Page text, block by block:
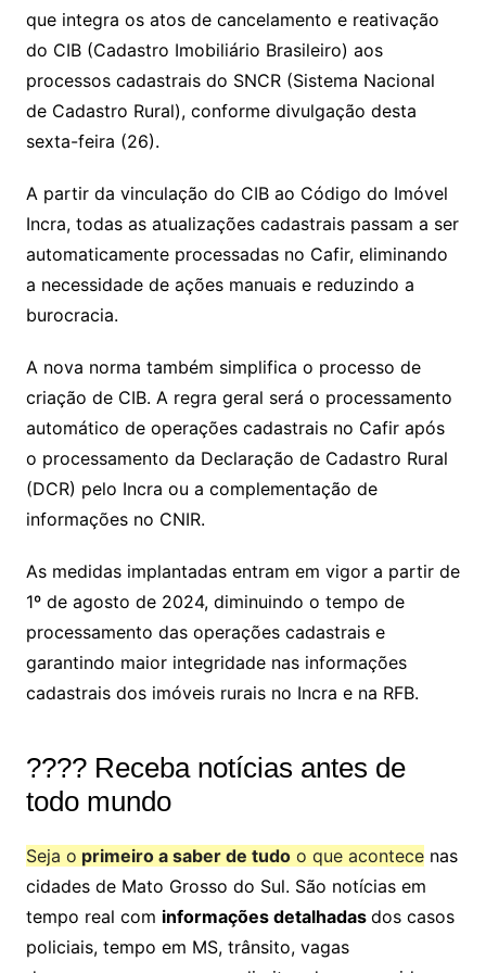
Li
n
k
A
p
p
a
m
dI
n
e
a
s
o
o
m
s
a
g
e
o
k.
c
o
p
e
o
o
M
a
d
s
l
e
que integra os atos de cancelamento e reativação
do CIB (Cadastro Imobiliário Brasileiro) aos
processos cadastrais do SNCR (Sistema Nacional
de Cadastro Rural), conforme divulgação desta
sexta-feira (26).
A partir da vinculação do CIB ao Código do Imóvel
Incra, todas as atualizações cadastrais passam a ser
automaticamente processadas no Cafir, eliminando
a necessidade de ações manuais e reduzindo a
burocracia.
A nova norma também simplifica o processo de
criação de CIB. A regra geral será o processamento
automático de operações cadastrais no Cafir após
o processamento da Declaração de Cadastro Rural
(DCR) pelo Incra ou a complementação de
informações no CNIR.
As medidas implantadas entram em vigor a partir de
1º de agosto de 2024, diminuindo o tempo de
processamento das operações cadastrais e
garantindo maior integridade nas informações
cadastrais dos imóveis rurais no Incra e na RFB.
???? Receba notícias antes de
todo mundo
Seja o primeiro a saber de tudoo que acontecenas
cidades de Mato Grosso do Sul. São notícias em
tempo real com informações detalhadas dos casos
policiais, tempo em MS, trânsito, vagas